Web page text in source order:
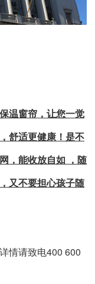
温窗帘，让您一觉
舒适更健康！是不
，能收放自如 ，随
又不要担心孩子随
情请致电400 600